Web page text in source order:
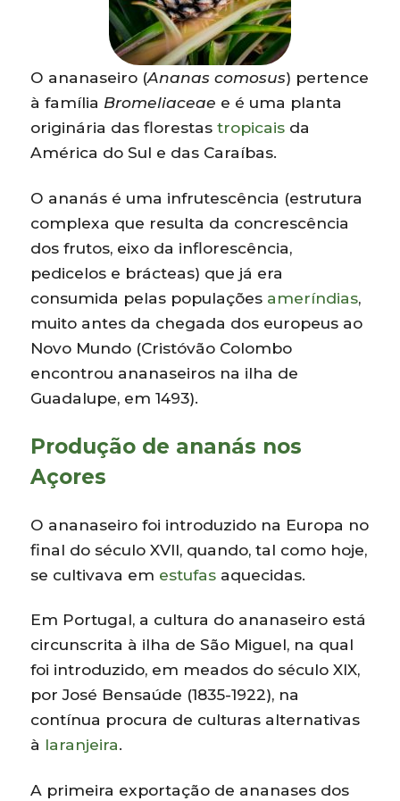
O ananaseiro (Ananas comosus) pertence
à família Bromeliaceae e é uma planta
originária das florestastropicais da
América do Sul e das Caraíbas.
O ananás é uma infrutescência (estrutura
complexa que resulta da concrescência
dos frutos, eixo da inflorescência,
pedicelos e brácteas) que já era
consumida pelas populações ameríndias,
muito antes da chegada dos europeus ao
Novo Mundo (Cristóvão Colombo
encontrou ananaseiros na ilha de
Guadalupe, em 1493).
Produção de ananás nos
Açores
O ananaseiro foi introduzido na Europa no
final do século XVII, quando, tal como hoje,
se cultivava em estufas aquecidas.
Em Portugal, a cultura do ananaseiro está
circunscrita à ilha de São Miguel, na qual
foi introduzido, em meados do século XIX,
por José Bensaúde (1835-1922), na
contínua procura de culturas alternativas
à laranjeira.
A primeira exportação de ananases dos